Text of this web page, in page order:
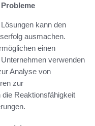
kann den
ausmachen.
einen
verwenden
Analyse von
zur
Reaktionsfähigkeit